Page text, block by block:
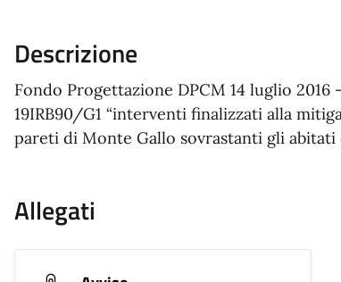
Descrizione
Fondo Progettazione DPCM 14 luglio
19IRB90/G1 “interventi finalizzati alla
pareti di Monte Gallo sovrastanti gli abitati
Allegati